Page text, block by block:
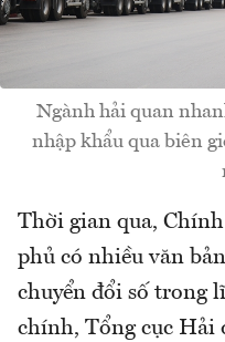
Ngành hải quan
nhập khẩu qua biên
Thời gian qua,
phủ có nhiều văn
chuyển đổi số trong
chính, Tổng cục Hải